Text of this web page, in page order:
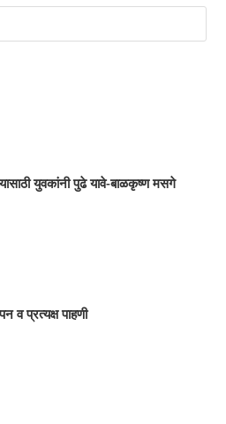
युवकांनी पुढे यावे-बाळकृष्ण मसगे
व प्रत्यक्ष पाहणी